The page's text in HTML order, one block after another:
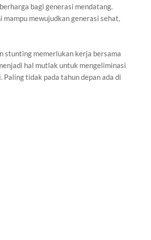
bagi generasi mendatang.
mewujudkan generasi sehat,
stunting memerlukan kerja bersama
hal mutlak untuk mengeliminasi
tidak pada tahun depan ada di